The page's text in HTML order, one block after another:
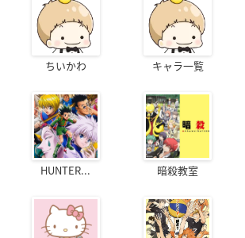
ちいかわ キャラ一覧
HUNTER... 暗殺教室